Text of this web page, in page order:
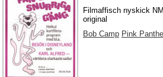
Filmaffisch nyskick
original
Bob Camp Pink